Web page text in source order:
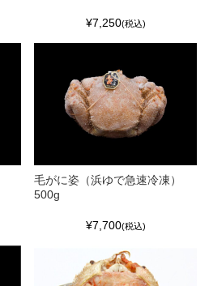
¥7,250(税込)
毛がに姿（浜ゆで急速冷凍）
500g
¥7,700(税込)